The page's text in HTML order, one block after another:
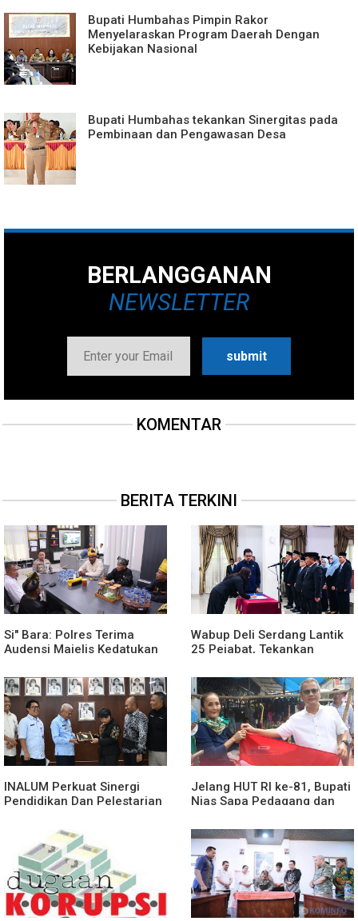
Bupati Humbahas Pimpin Rakor
Menyelaraskan Program Daerah Dengan
Kebijakan Nasional
Bupati Humbahas tekankan Sinergitas pada
Pembinaan dan Pengawasan Desa
BERLANGGANAN
NEWSLETTER
KOMENTAR
BERITA TERKINI
Si" Bara: Polres Terima
Audensi Majelis Kedatukan
Wabup Deli Serdang Lantik
25 Pejabat, Tekankan
Cepat dan Humanis
INALUM Perkuat Sinergi
Pendidikan Dan Pelestarian
PemprovSu
Jelang HUT RI ke-81, Bupati
Nias Sapa Pedagang dan
Putih